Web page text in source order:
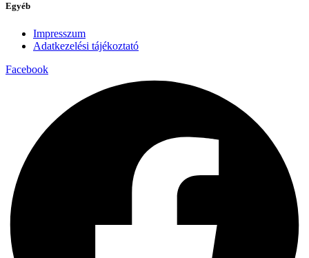
Egyéb
Impresszum
Adatkezelési tájékoztató
Facebook